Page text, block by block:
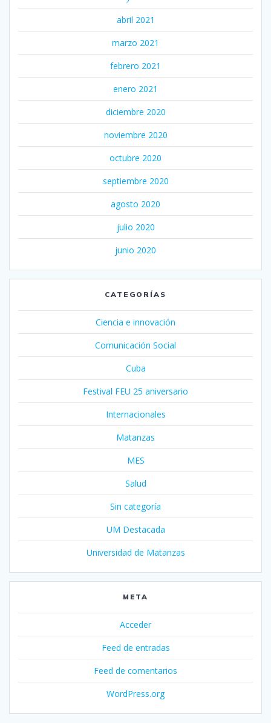
abril 2021
marzo 2021
febrero 2021
enero 2021
diciembre 2020
noviembre 2020
octubre 2020
septiembre 2020
agosto 2020
julio 2020
junio 2020
CATEGORÍAS
Ciencia e innovación
Comunicación Social
Cuba
Festival FEU 25 aniversario
Internacionales
Matanzas
MES
Salud
Sin categoría
UM Destacada
Universidad de Matanzas
META
Acceder
Feed de entradas
Feed de comentarios
WordPress.org